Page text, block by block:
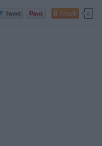
Tetszik 0